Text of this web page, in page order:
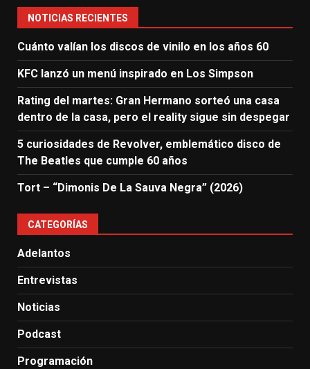
NOTICIAS RECIENTES
Cuánto valían los discos de vinilo en los años 60
KFC lanzó un menú inspirado en Los Simpson
Rating del martes: Gran Hermano sorteó una casa
dentro de la casa, pero el reality sigue sin despegar
5 curiosidades de Revolver, emblemático disco de
The Beatles que cumple 60 años
Tort – “Dimonis De La Sauva Negra” (2026)
CATEGORÍAS
Adelantos
Entrevistas
Noticias
Podcast
Programación